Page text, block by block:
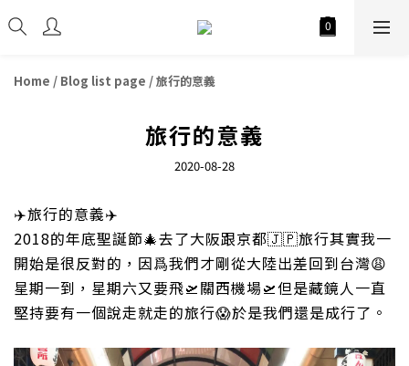
Home / Blog list page /旅行的意義
旅行的意義
2020-08-28
✈️旅行的意義✈️
2018的年底聖誕節🎄去了大阪跟京都🇯🇵旅行其實我一
開始是很反對的，因爲我們才剛從大陸出差回到台灣😩
星期一到，星期六又要飛🛫關西機場🛫但是藏鏡人一直
堅持要有一個說走就走的旅行😱於是我們還是成行了。